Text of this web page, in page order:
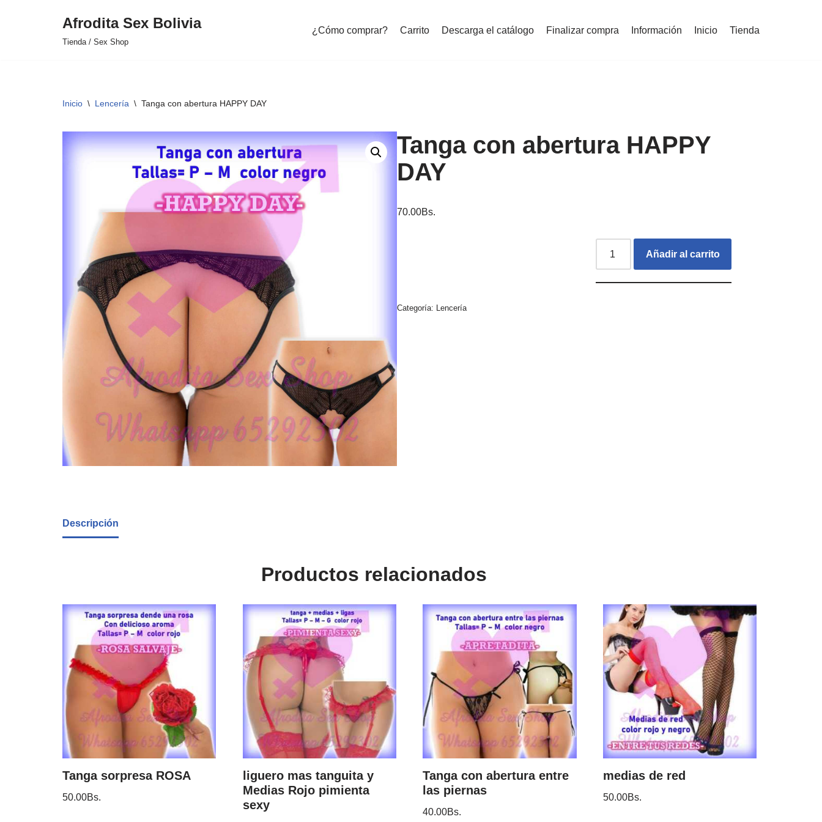
Afrodita Sex Bolivia
Tienda / Sex Shop
¿Cómo comprar? Carrito Descarga el catálogo Finalizar compra Información Inicio Tienda
Inicio \ Lencería \ Tanga con abertura HAPPY DAY
Tanga con abertura HAPPY
DAY
70.00Bs.
Añadir al carrito
Categoría: Lencería
Descripción
Productos relacionados
Tanga sorpresa ROSA
50.00Bs.
liguero mas tanguita y
Medias Rojo pimienta
sexy
Tanga con abertura entre
las piernas
40.00Bs.
medias de red
50.00Bs.